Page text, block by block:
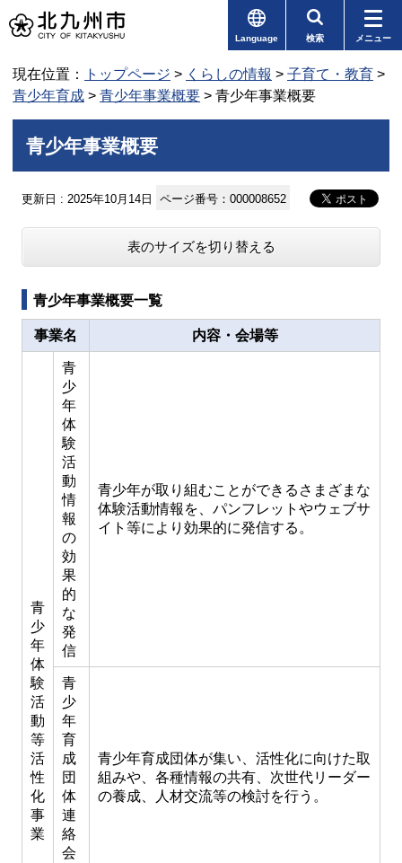
Language 検索 メニュー
現在位置： トップページ > くらしの情報 > 子育て・教育 >
青少年育成 > 青少年事業概要 > 青少年事業概要
青少年事業概要
更新日 : 2025年10月14日 ページ番号：000008652
表のサイズを切り替える
青少年事業概要一覧
事業名 内容・会場等
青
少
年
体
験
活
動
等
活
性
化
事
業
青
少
年
体
験
活
動
情
報
の
効
果
的
な
発
信
青少年が取り組むことができるさまざまな
体験活動情報を、パンフレットやウェブサ
イト等により効果的に発信する。
青
少
年
育
成
団
体
連
絡
会
青少年育成団体が集い、活性化に向けた取
組みや、各種情報の共有、次世代リーダー
の養成、人材交流等の検討を行う。